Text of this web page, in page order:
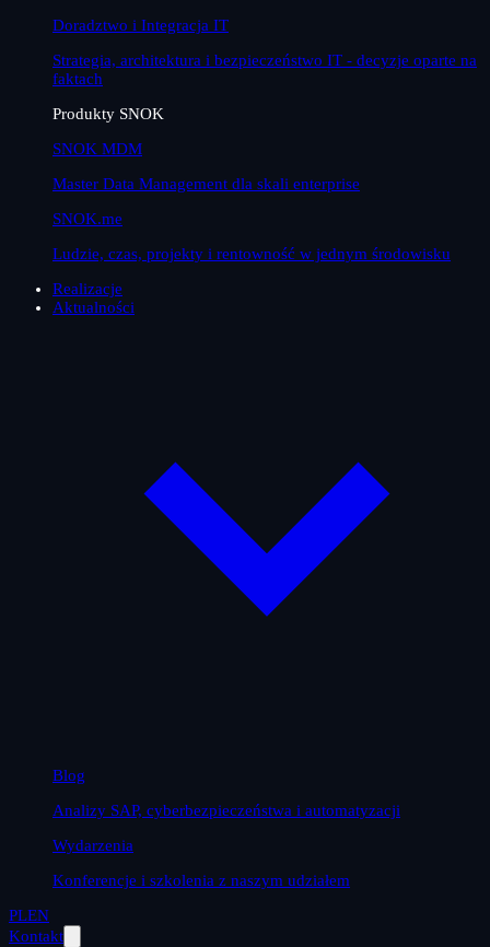
Doradztwo i Integracja IT
Strategia, architektura i bezpieczeństwo IT - decyzje oparte na
faktach
Produkty SNOK
SNOK MDM
Master Data Management dla skali enterprise
SNOK.me
Ludzie, czas, projekty i rentowność w jednym środowisku
Realizacje
Aktualności
Blog
Analizy SAP, cyberbezpieczeństwa i automatyzacji
Wydarzenia
Konferencje i szkolenia z naszym udziałem
PLEN
Kontakt